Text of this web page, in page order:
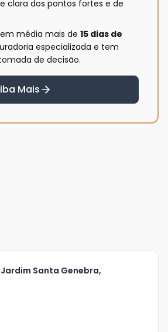
clara dos pontos fortes e de
média mais de 15 dias de
especializada e tem
de decisão.
Mais
Santa Genebra,